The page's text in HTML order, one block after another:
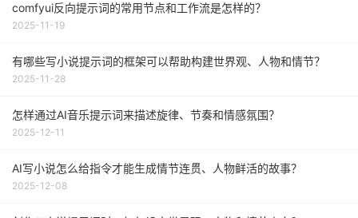
comfyui反向提示词的常用节点和工作流是怎样的？
2025-11-19
有哪些写小说提示词的框架可以帮助构建世界观、人物和情节？
2025-11-28
怎样通过AI音乐提示词来描述旋律、节奏和情感氛围？
2025-12-11
AI写小说怎么给指令才能生成情节连贯、人物鲜活的故事？
2025-12-08